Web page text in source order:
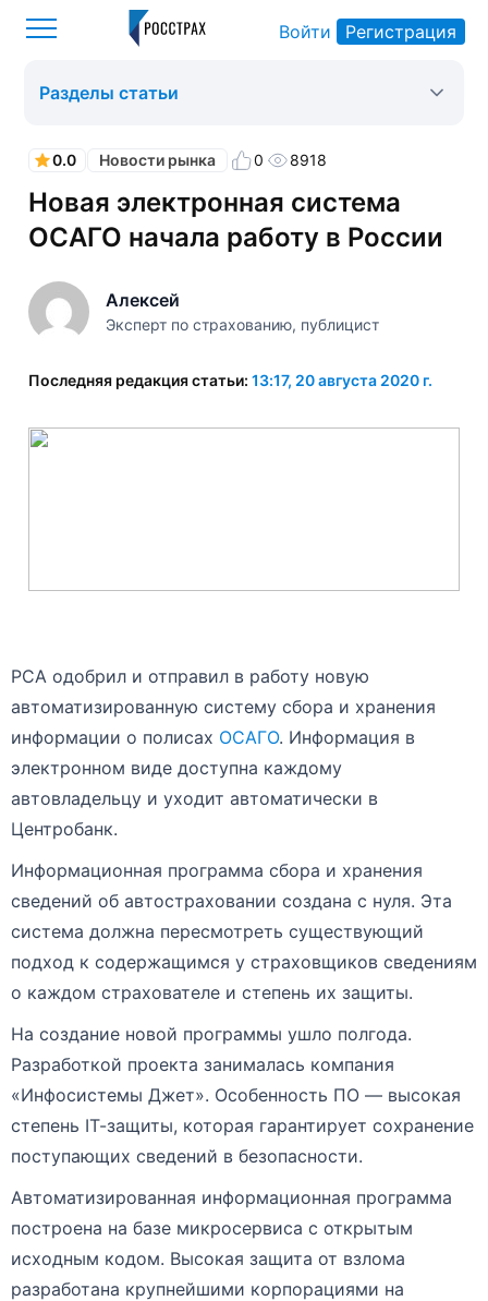
Войти Регистрация
0.0 Новости рынка 0 8918
Новая электронная система
ОСАГО начала работу в России
Алексей
Эксперт по страхованию, публицист
Последняя редакция статьи: 13:17, 20 августа 2020 г.
Разделы статьи
РСА одобрил и отправил в работу новую
автоматизированную систему сбора и хранения
информации о полисах ОСАГО. Информация в
электронном виде доступна каждому
автовладельцу и уходит автоматически в
Центробанк.
Информационная программа сбора и хранения
сведений об автостраховании создана с нуля. Эта
система должна пересмотреть существующий
подход к содержащимся у страховщиков сведениям
о каждом страхователе и степень их защиты.
На создание новой программы ушло полгода.
Разработкой проекта занималась компания
«Инфосистемы Джет». Особенность ПО — высокая
степень IT-защиты, которая гарантирует сохранение
поступающих сведений в безопасности.
Автоматизированная информационная программа
построена на базе микросервиса с открытым
исходным кодом. Высокая защита от взлома
разработана крупнейшими корпорациями на